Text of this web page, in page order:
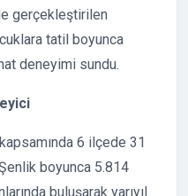
gerçekleştirilen
tatil boyunca
deneyimi sundu.
6 ilçede 31
boyunca 5.814
buluşarak yarıyıl